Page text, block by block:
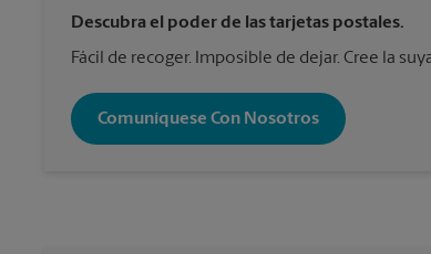
Descubra el poder de las tarjetas postales.
Fácil de recoger. Imposible de dejar. Cree la
Comuníquese Con Nosotros